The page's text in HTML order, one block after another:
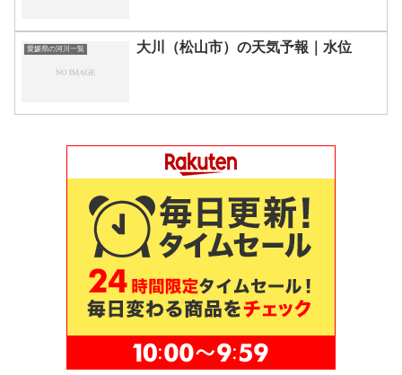
愛媛県の河川一覧 大川（松山市）の天気予報｜水位